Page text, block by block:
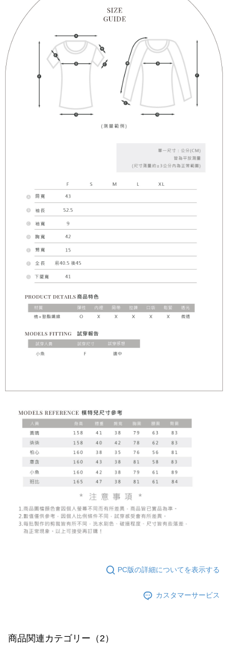
PC版の詳細についてを表示する
カスタマーサービス
商品関連カテゴリー（2）